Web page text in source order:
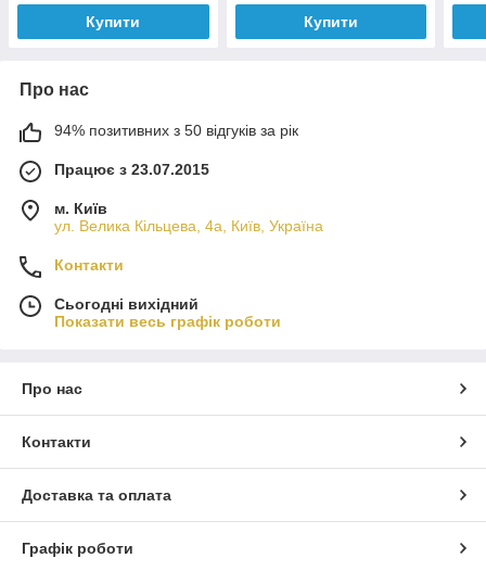
Купити Купити
Про нас
94% позитивних з 50 відгуків за рік
Працює з 23.07.2015
м. Київ
ул. Велика Кільцева, 4а, Київ, Україна
Контакти
Сьогодні вихідний
Показати весь графік роботи
Про нас
Контакти
Доставка та оплата
Графік роботи